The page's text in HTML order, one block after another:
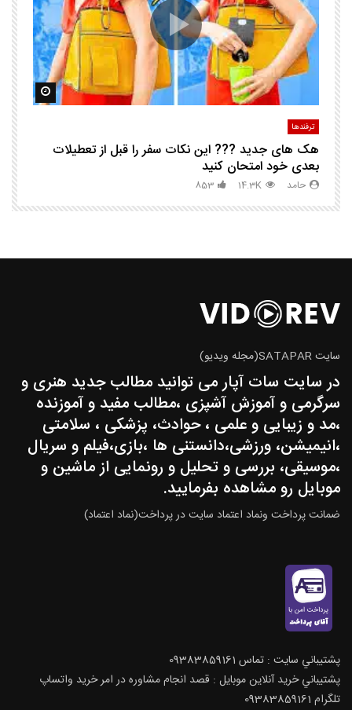
مشاهده
ترفندها
هک های جدید ??️? این نکات سفر را قبل از تعطیلات
بعدی خود امتحان کنید
حامد 14.3K
853
مشاهده بعدا
سایت SATAPAR(مجله ویدیو)
در سایت سات آپار می توانید مطالب جدید هنری و
سرگرمی و آموزش آشپزی ،مطالب مفید و آموزنده
،مد و زیبایی و علمی ، حوادث، پزشکی ، سلامتی
،انیمیشن، ورزشی،دانستنی ها ،بازی،فیلم و سریال
،موسیقی، بررسی و تحلیل و رونمایی از ماشین و
موبایل رو مشاهده بفرمایید.
ضمانت پرداخت ونماد اعتماد سایت در پرداخت(نماد اعتماد)
پشتيباني سايت : تماس 09383859161
پشتيباني خريد آنلاين موبايل : قصد انجام مشاوره در امر خرید واتساپ
تلگرام 09383859161